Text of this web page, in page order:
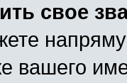
свое
вашего